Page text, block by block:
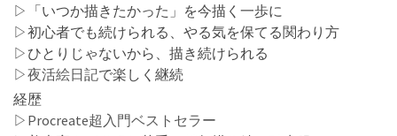
▷「いつか描きたかった」を今描く一歩に
▷初心者でも続けられる、やる気を保てる関わり方
▷ひとりじゃないから、描き続けられる
▷夜活絵日記で楽しく継続
経歴
▷ Procreate超入門ベストセラー